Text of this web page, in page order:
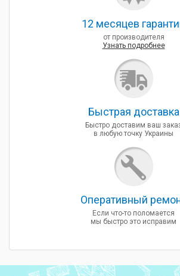
12 месяцев
от производителя
Узнать подробнее
Быcтрая доставка
Быстро доставим ваш
в любую точку Украины
Оперативный
Если что-то поломается
мы быстро это исправим